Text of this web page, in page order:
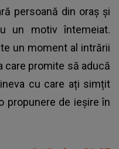
persoană din oraș și
un motiv întemeiat.
un moment al intrării
care promite să aducă
cu care ați simțit
propunere de ieșire în